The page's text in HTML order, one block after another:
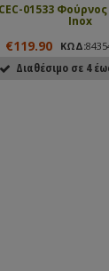
01533
Inox
€119.90 ΚΩΔ:
Διαθέσιμο σε 4